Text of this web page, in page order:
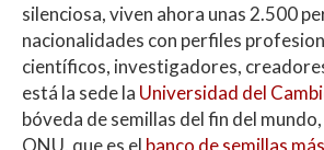
silenciosa, viven ahora unas 2.500
nacionalidades con perfiles
científicos, investigadores,
está la sede la Universidad del
bóveda de semillas del fin del
ONU, que es el banco de semillas